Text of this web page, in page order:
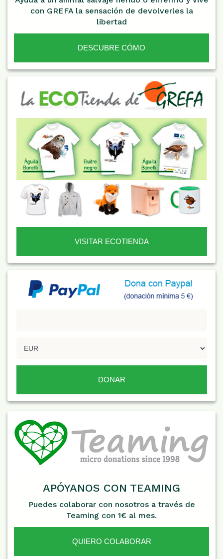
con GREFA la sensación de devolverles la
libertad
DESCUBRE CÓMO
VISITAR ECOTIENDA
APÓYANOS CON TEAMING
Puedes colaborar con nosotros a través de
Teaming con 1€ al mes.
QUIERO COLABORAR